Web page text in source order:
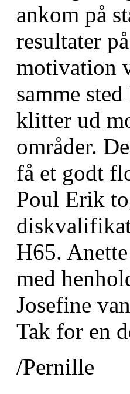
ankom på
resultater
motivation
samme
klitter ud
områder.
få et godt
Poul Erik
H65.
med
Josefine
Tak for en
/Pernille